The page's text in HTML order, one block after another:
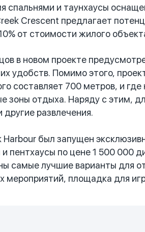
и таунхаусы
Crescent предлагает
от стоимости жилого
в новом проекте
удобств. Помимо этого,
составляет 700 метров, и
зоны отдыха. Наряду с этим,
развлечения.
был запущен
пентхаусы по цене 1 500 000
самые лучшие варианты для
мероприятий, площадка для